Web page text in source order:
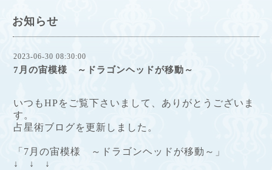
お知らせ
2023-06-30 08:30:00
7月の宙模様 ～ドラゴンヘッドが移動～
いつもHPをご覧下さいまして、ありがとうございま
す。
占星術ブログを更新しました。
「7月の宙模様 ～ドラゴンヘッドが移動～」
↓ ↓ ↓